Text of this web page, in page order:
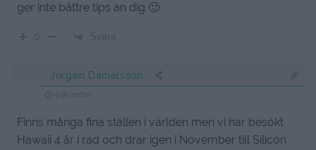
ger inte bättre tips än dig 🙂
0 Svara
Jörgen Danielsson
Finns många fina ställen i världen men vi har besökt
Hawaii 4 år i rad och drar igen i November till Silicon